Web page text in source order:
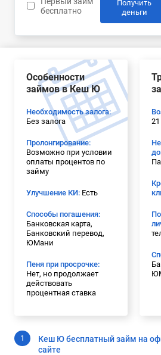
бесплатно
Получить
деньги
Особенности
займов в Кеш Ю
Необходимость залога:
Без залога
Пролонгирование:
Возможно при условии
оплаты процентов по
займу
Улучшение КИ: Есть
Способы погашения:
Банковская карта,
Банковский перевод,
ЮМани
Пеня при просрочке:
Нет, но продолжает
действовать
процентная ставка
Кеш Ю бесплатный займ на
сайте